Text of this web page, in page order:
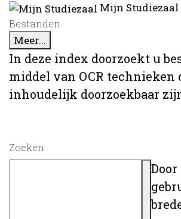
Mijn
Bestanden
Meer...
In deze index doorzoekt u
middel van OCR
inhoudelijk doorzoekbaar
Zoeken